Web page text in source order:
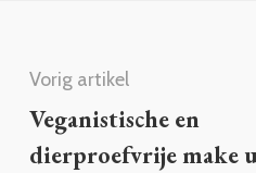
Vorig artikel
Veganistische en
dierproefvrije make